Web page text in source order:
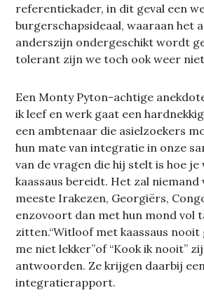
referentiekader, in dit geval een
burgerschapsideaal, waaraan het
anderszijn ondergeschikt wordt
tolerant zijn we toch ook weer
Een Monty Pyton-achtige
ik leef en werk gaat een
een ambtenaar die asielzoekers
hun mate van integratie in onze
van de vragen die hij stelt is hoe
kaassaus bereidt. Het zal niemand
meeste Irakezen, Georgiërs,
enzovoort dan met hun mond vol
zitten.“Witloof met kaassaus nooit
me niet lekker”of “Kook ik nooit”
antwoorden. Ze krijgen daarbij
integratierapport.